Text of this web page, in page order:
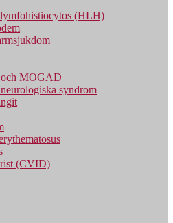
(HLH)
MOGAD
syndrom
(CVID)